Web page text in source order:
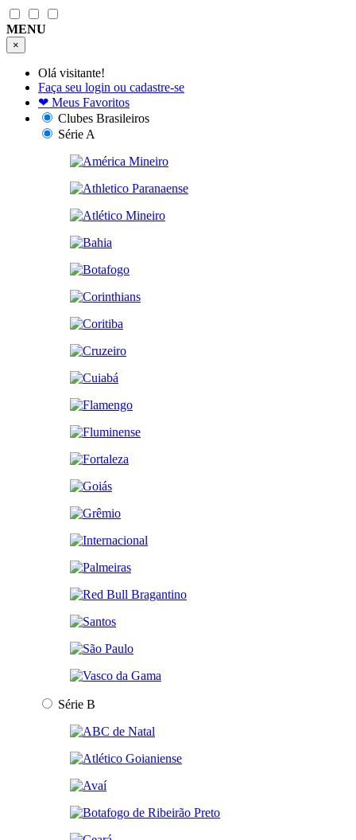
MENU
×
Olá visitante!
Faça seu login ou cadastre-se
❤ Meus Favoritos
Clubes Brasileiros
Série A
Série B